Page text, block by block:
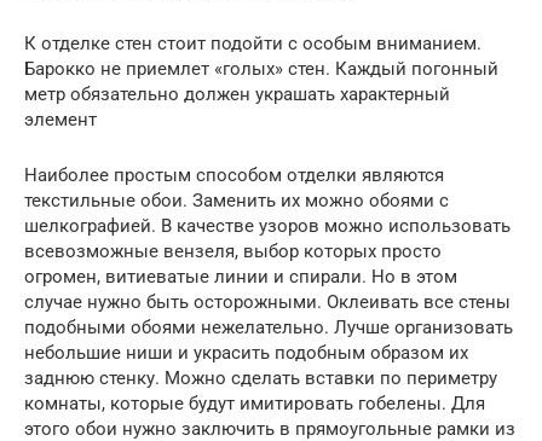
К отделке стен стоит подойти с особым вниманием.
Барокко не приемлет «голых» стен. Каждый погонный
метр обязательно должен украшать характерный
элемент
Наиболее простым способом отделки являются
текстильные обои. Заменить их можно обоями с
шелкографией. В качестве узоров можно использовать
всевозможные вензеля, выбор которых просто
огромен, витиеватые линии и спирали. Но в этом
случае нужно быть осторожными. Оклеивать все стены
подобными обоями нежелательно. Лучше организовать
небольшие ниши и украсить подобным образом их
заднюю стенку. Можно сделать вставки по периметру
комнаты, которые будут имитировать гобелены. Для
этого обои нужно заключить в прямоугольные рамки из